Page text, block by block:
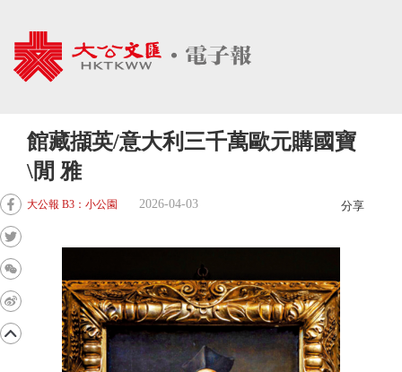
館藏擷英/意大利三千萬歐元購國寶
\閒 雅
大公報 B3：小公園 2026-04-03 分享